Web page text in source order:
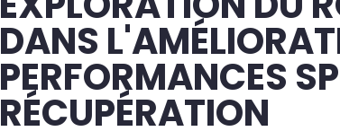
DANS
PERFORMANCES
RÉCUPÉRATION